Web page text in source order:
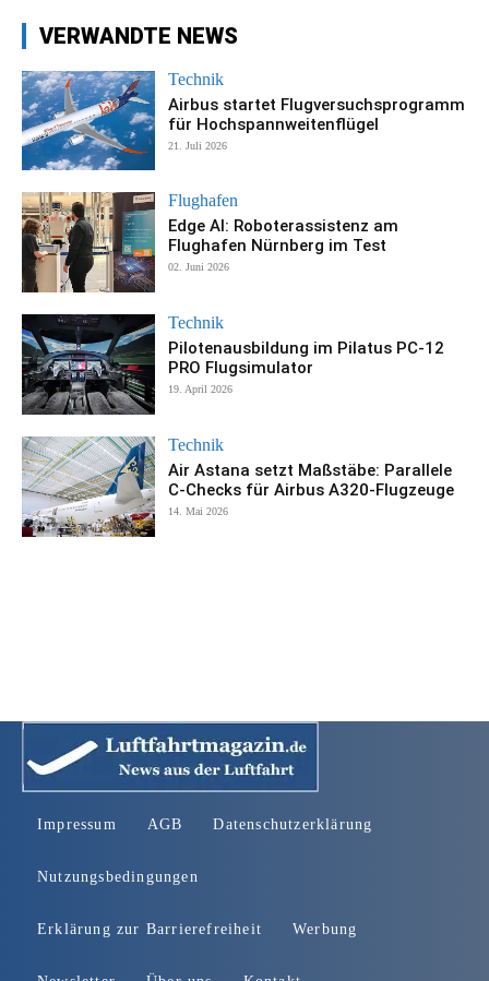
VERWANDTE NEWS
Technik
Airbus startet Flugversuchsprogramm
für Hochspannweitenflügel
21. Juli 2026
Flughafen
Edge AI: Roboterassistenz am
Flughafen Nürnberg im Test
02. Juni 2026
Technik
Pilotenausbildung im Pilatus PC-12
PRO Flugsimulator
19. April 2026
Technik
Air Astana setzt Maßstäbe: Parallele
C-Checks für Airbus A320-Flugzeuge
14. Mai 2026
Impressum AGB Datenschutzerklärung
Nutzungsbedingungen
Erklärung zur Barrierefreiheit Werbung